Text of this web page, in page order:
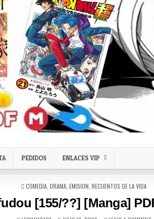
PEDIDOS ENLACES VIP
POSTED IN
COMEDIA ,DRAMA ,EMISION ,RECUENTOS DE LA VIDA
[155/??] [Manga]